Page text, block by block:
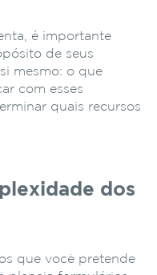
é importante
de seus
mesmo: o que
com esses
quais recursos
dos
que você pretende